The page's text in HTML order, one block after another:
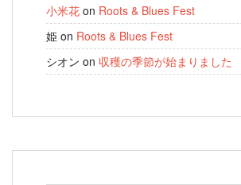
小米花 on Roots & Blues Fest
姫 on Roots & Blues Fest
シオン on 収穫の季節が始まりました